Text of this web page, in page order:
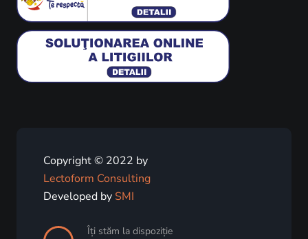
Copyright © 2022 by
Lectoform Consulting
Developed by SMI
Îți stăm la dispoziție